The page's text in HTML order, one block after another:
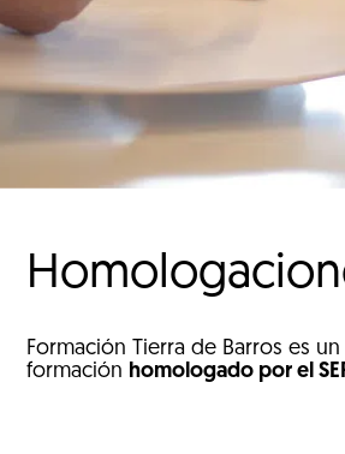
Formación Tierra de Barros es
formación homologado por el